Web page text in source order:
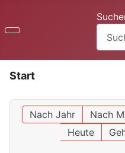
Start
Nach Jahr Nach
Heute